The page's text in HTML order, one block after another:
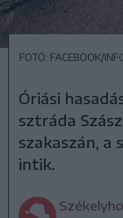
FOTÓ: FACEBOOK/
Óriási
sztráda
szakaszán, a
intik.